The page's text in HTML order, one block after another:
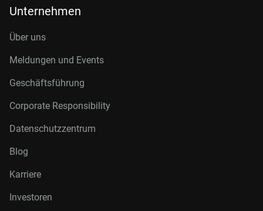
Unternehmen
Über uns
Meldungen und Events
Geschäftsführung
Corporate Responsibility
Datenschutzzentrum
Blog
Karriere
Investoren